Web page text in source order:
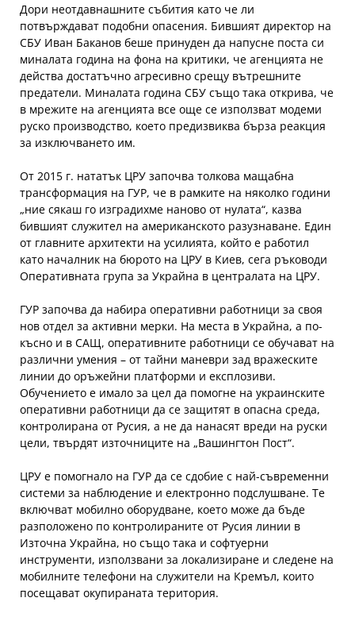
Дори неотдавнашните събития като че ли
потвърждават подобни опасения. Бившият директор на
СБУ Иван Баканов беше принуден да напусне поста си
миналата година на фона на критики, че агенцията не
действа достатъчно агресивно срещу вътрешните
предатели. Миналата година СБУ също така открива, че
в мрежите на агенцията все още се използват модеми
руско производство, което предизвиква бърза реакция
за изключването им.
От 2015 г. нататък ЦРУ започва толкова мащабна
трансформация на ГУР, че в рамките на няколко години
„ние сякаш го изградихме наново от нулата“, казва
бившият служител на американското разузнаване. Един
от главните архитекти на усилията, който е работил
като началник на бюрото на ЦРУ в Киев, сега ръководи
Оперативната група за Украйна в централата на ЦРУ.
ГУР започва да набира оперативни работници за своя
нов отдел за активни мерки. На места в Украйна, а по-
късно и в САЩ, оперативните работници се обучават на
различни умения – от тайни маневри зад вражеските
линии до оръжейни платформи и експлозиви.
Обучението е имало за цел да помогне на украинските
оперативни работници да се защитят в опасна среда,
контролирана от Русия, а не да нанасят вреди на руски
цели, твърдят източниците на „Вашингтон Пост“.
ЦРУ е помогнало на ГУР да се сдобие с най-съвременни
системи за наблюдение и електронно подслушване. Те
включват мобилно оборудване, което може да бъде
разположено по контролираните от Русия линии в
Източна Украйна, но също така и софтуерни
инструменти, използвани за локализиране и следене на
мобилните телефони на служители на Кремъл, които
посещават окупираната територия.